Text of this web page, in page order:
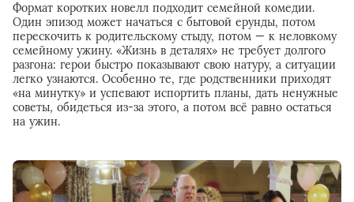
Формат коротких новелл подходит семейной комедии.
Один эпизод может начаться с бытовой ерунды, потом
перескочить к родительскому стыду, потом — к неловкому
семейному ужину. «Жизнь в деталях» не требует долгого
разгона: герои быстро показывают свою натуру, а ситуации
легко узнаются. Особенно те, где родственники приходят
«на минутку» и успевают испортить планы, дать ненужные
советы, обидеться из-за этого, а потом всё равно остаться
на ужин.